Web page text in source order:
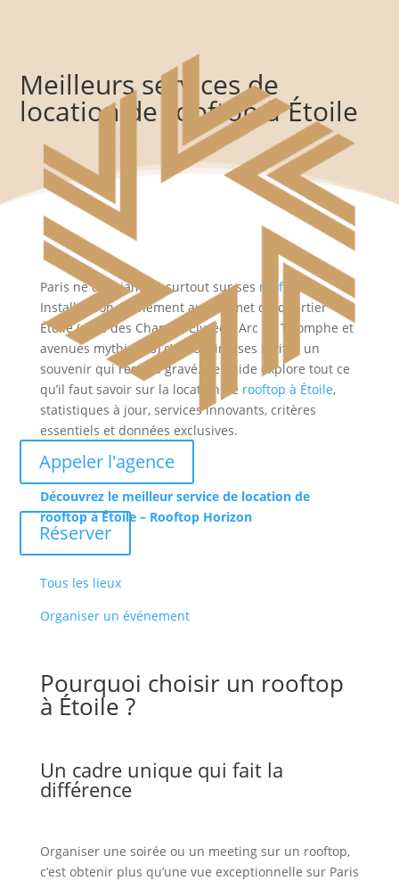
Appeler l'agence
Réserver
Meilleurs services de
location de rooftop à Étoile
Paris ne dort jamais, surtout sur ses rooftops
Installer son événement au sommet du quartier
Étoile (près des Champs-Élysées, Arc de Triomphe et
avenues mythiques) c’est offrir à ses invités un
souvenir qui restera gravé. Ce guide explore tout ce
qu’il faut savoir sur la location de rooftop à Étoile,
statistiques à jour, services innovants, critères
essentiels et données exclusives.
Découvrez le meilleur service de location de
rooftop à Étoile – Rooftop Horizon
Tous les lieux
Organiser un événement
Pourquoi choisir un rooftop
à Étoile ?
Un cadre unique qui fait la
différence
Organiser une soirée ou un meeting sur un rooftop,
c’est obtenir plus qu’une vue exceptionnelle sur Paris